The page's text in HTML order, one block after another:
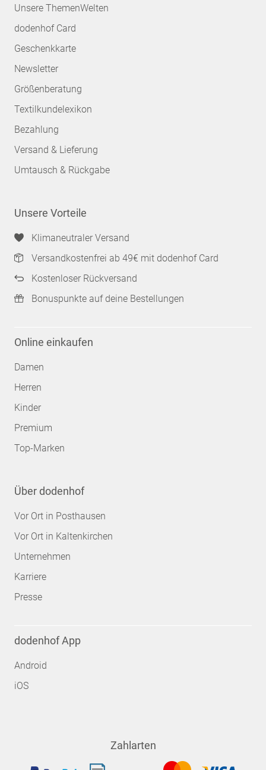
Unsere ThemenWelten
dodenhof Card
Geschenkkarte
Newsletter
Größenberatung
Textilkundelexikon
Bezahlung
Versand & Lieferung
Umtausch & Rückgabe
Unsere Vorteile
Klimaneutraler Versand
Versandkostenfrei ab 49€ mit dodenhof Card
Kostenloser Rückversand
Bonuspunkte auf deine Bestellungen
Online einkaufen
Damen
Herren
Kinder
Premium
Top-Marken
Über dodenhof
Vor Ort in Posthausen
Vor Ort in Kaltenkirchen
Unternehmen
Karriere
Presse
dodenhof App
Android
iOS
Zahlarten